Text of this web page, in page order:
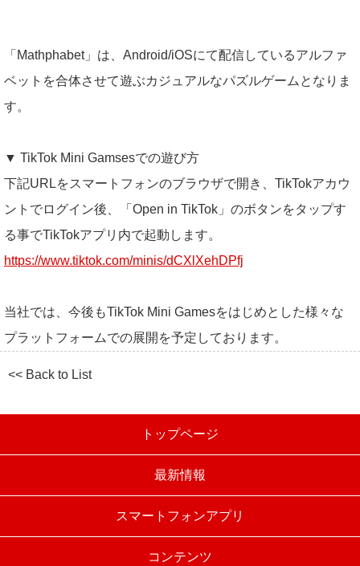
「Mathphabet」は、Android/iOSにて配信しているアルファ
ベットを合体させて遊ぶカジュアルなパズルゲームとなりま
す。
▼ TikTok Mini Gamsesでの遊び方
下記URLをスマートフォンのブラウザで開き、TikTokアカウ
ントでログイン後、「Open in TikTok」のボタンをタップす
る事でTikTokアプリ内で起動します。
https://www.tiktok.com/minis/dCXlXehDPfj
当社では、今後もTikTok Mini Gamesをはじめとした様々な
プラットフォームでの展開を予定しております。
<< Back to List
トップページ
最新情報
スマートフォンアプリ
コンテンツ